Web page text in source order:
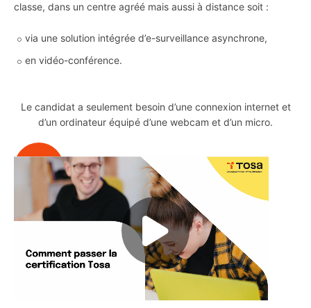
classe, dans un centre agréé mais aussi à distance soit :
via une solution intégrée d’e-surveillance asynchrone,
en vidéo-conférence.
Le candidat a seulement besoin d’une connexion internet et
d’un ordinateur équipé d’une webcam et d’un micro.